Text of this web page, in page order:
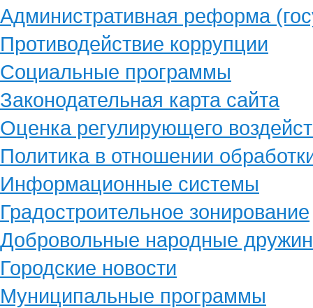
Административная реформа
Противодействие коррупции
Социальные программы
Законодательная карта сайта
Оценка регулирующего
Политика в отношении
Информационные системы
Градостроительное зонирование
Добровольные народные
Городские новости
Муниципальные программы